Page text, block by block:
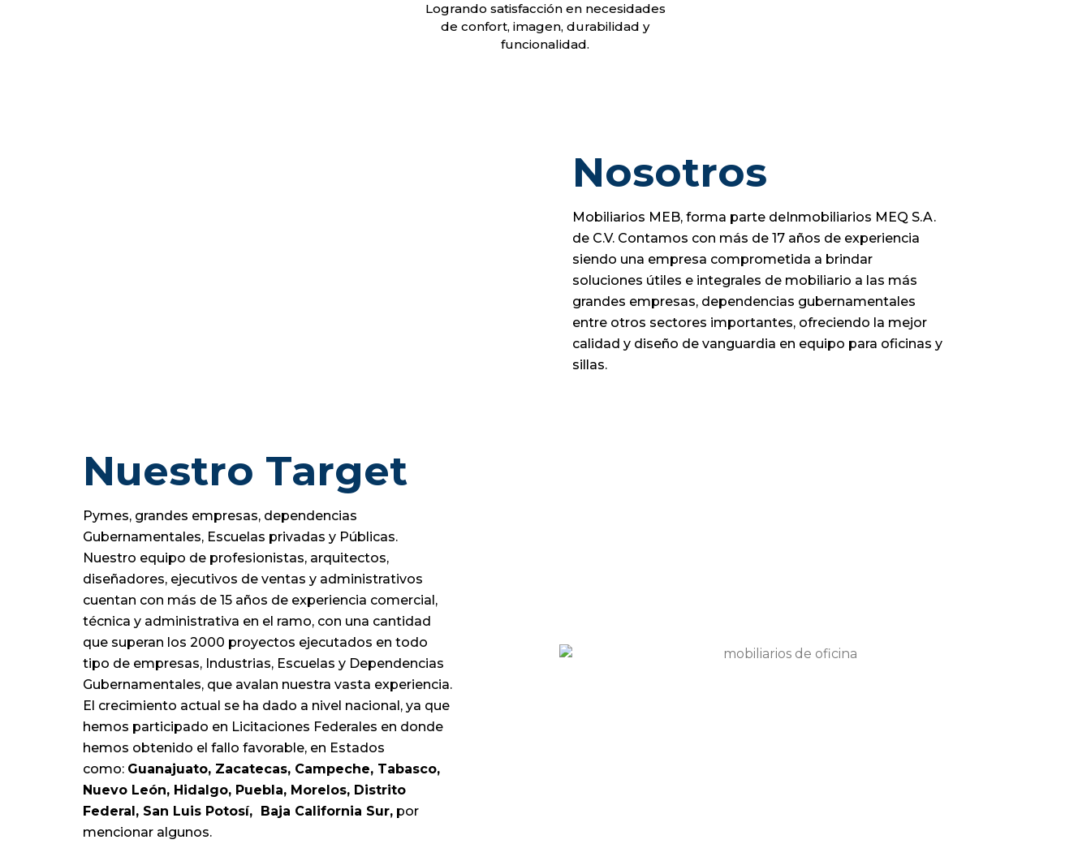
Logrando satisfacción en necesidades
de confort, imagen, durabilidad y
funcionalidad.
Nosotros
Mobiliarios MEB, forma parte deInmobiliarios MEQ S.A.
de C.V. Contamos con más de 17 años de experiencia
siendo una empresa comprometida a brindar
soluciones útiles e integrales de mobiliario a las más
grandes empresas, dependencias gubernamentales
entre otros sectores importantes, ofreciendo la mejor
calidad y diseño de vanguardia en equipo para oficinas y
sillas.
Nuestro Target
Pymes, grandes empresas, dependencias
Gubernamentales, Escuelas privadas y Públicas.
Nuestro equipo de profesionistas, arquitectos,
diseñadores, ejecutivos de ventas y administrativos
cuentan con más de 15 años de experiencia comercial,
técnica y administrativa en el ramo, con una cantidad
que superan los 2000 proyectos ejecutados en todo
tipo de empresas, Industrias, Escuelas y Dependencias
Gubernamentales, que avalan nuestra vasta experiencia.
El crecimiento actual se ha dado a nivel nacional, ya que
hemos participado en Licitaciones Federales en donde
hemos obtenido el fallo favorable, en Estados
como: Guanajuato, Zacatecas, Campeche, Tabasco,
Nuevo León, Hidalgo, Puebla, Morelos, Distrito
Federal, San Luis Potosí, Baja California Sur, por
mencionar algunos.